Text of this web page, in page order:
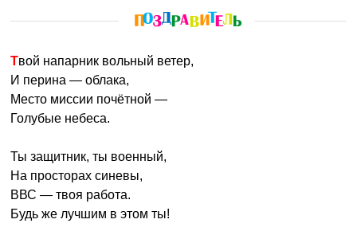
Твой напарник вольный ветер,
И перина — облака,
Место миссии почётной —
Голубые небеса.
Ты защитник, ты военный,
На просторах синевы,
ВВС — твоя работа.
Будь же лучшим в этом ты!